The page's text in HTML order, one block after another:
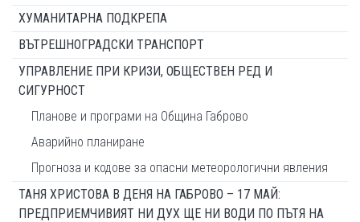
ХУМАНИТАРНА ПОДКРЕПА
ВЪТРЕШНОГРАДСКИ ТРАНСПОРТ
УПРАВЛЕНИЕ ПРИ КРИЗИ, ОБЩЕСТВЕН РЕД И
СИГУРНОСТ
Планове и програми на Община Габрово
Аварийно планиране
Прогноза и кодове за опасни метеорологични явления
ТАНЯ ХРИСТОВА В ДЕНЯ НА ГАБРОВО – 17 МАЙ:
ПРЕДПРИЕМЧИВИЯТ НИ ДУХ ЩЕ НИ ВОДИ ПО ПЪТЯ НА